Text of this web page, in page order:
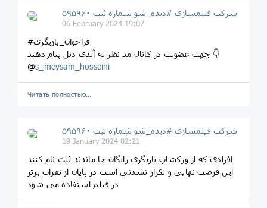
شرکت فیلمسازی #دیده_شو شماره ثبت ۵۹۵۹۶۰
06 February 2024 19:07
#فراخوان_بازیگری
جهت عضویت در کانال مد نظر به آیدی ذیل پیام دهید 👇
@s_meysam_hosseini
Читать полностью…
شرکت فیلمسازی #دیده_شو شماره ثبت ۵۹۵۹۶۰
19 January 2024 02:21
افرادی که از ورکشاپ بازیگری رایگان جا ماندند ثبت نام کنند
این فرصت نهایی و تکرار نشدنی است در پایان از نفرات برتر
در فیلم استفاده می شود